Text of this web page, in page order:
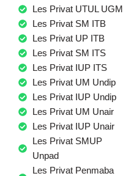
Les Privat UTUL UGM
Les Privat SM ITB
Les Privat UP ITB
Les Privat SM ITS
Les Privat IUP ITS
Les Privat UM Undip
Les Privat IUP Undip
Les Privat UM Unair
Les Privat IUP Unair
Les Privat SMUP
Unpad
Les Privat Penmaba